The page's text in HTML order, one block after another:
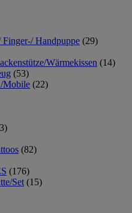
Handpuppe (29)
Wärmekissen (14)
(53)
Mobile (22)
(82)
(176)
Set (15)